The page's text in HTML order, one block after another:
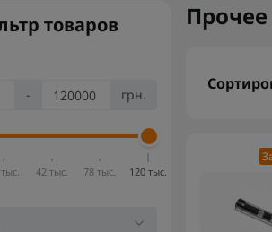
товаров
- грн.
42 тыс. 78 тыс. 120 тыс.